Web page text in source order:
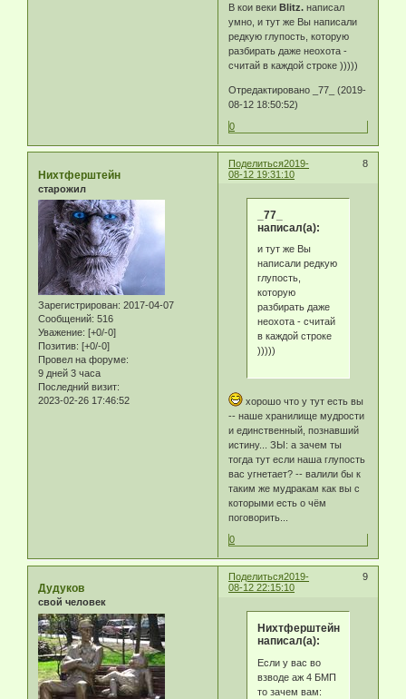
В кои векиBlitz. написал
умно, и тут же Вы написали
редкую глупость, которую
разбирать даже неохота -
считай в каждой строке )))))
Отредактировано _77_ (2019-
08-12 18:50:52)
0
Поделиться 8
2019-
08-12 19:31:10
Нихтферштейн
старожил
Зарегистрирован: 2017-04-07
Сообщений: 516
Уважение: [+0/-0]
Позитив: [+0/-0]
Провел на форуме:
9 дней 3 часа
Последний визит:
2023-02-26 17:46:52
_77_
написал(а):
и тут же Вы
написали редкую
глупость,
которую
разбирать даже
неохота - считай
в каждой строке
)))))
хорошо что у тут есть вы
-- наше хранилище мудрости
и единственный, познавший
истину... ЗЫ: а зачем ты
тогда тут если наша глупость
вас угнетает? -- валили бы к
таким же мудракам как вы с
которыми есть о чём
поговорить...
0
Поделиться 9
2019-
08-12 22:15:10
Дудуков
свой человек
Нихтферштейн
написал(а):
Если у вас во
взводе аж 4 БМП
то зачем вам: